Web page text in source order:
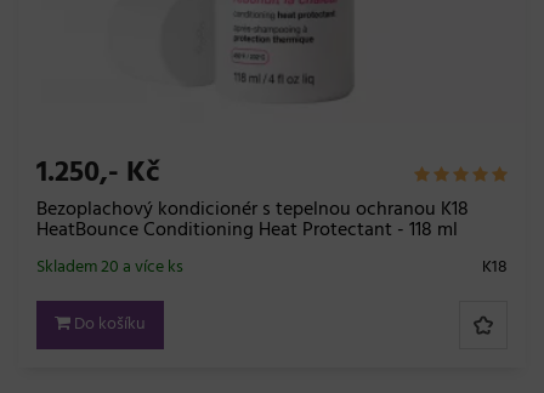
1.250,- Kč
Bezoplachový kondicionér s tepelnou ochranou K18
HeatBounce Conditioning Heat Protectant - 118 ml
K18
Skladem 20 a více ks
Do košíku